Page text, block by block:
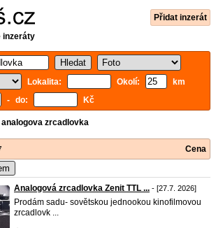
Přidat inzerát
inzeráty
Lokalita:
Okolí:
km
- do: Kč
analogova zrcadlovka
Cena
Analogová zrcadlovka Zenit TTL ... - [27.7. 2026]
Prodám sadu- sovětskou jednookou kinofilmovou
zrcadlovk ...